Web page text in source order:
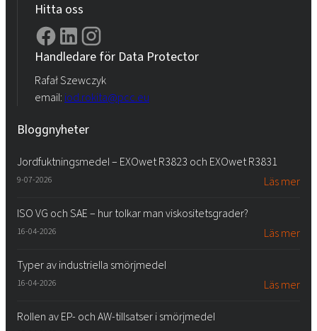
Hitta oss
Handledare för Data Protector
Rafał Szewczyk
email: iod.rokita@pcc.eu
Bloggnyheter
Jordfuktningsmedel – EXOwet R3823 och EXOwet R3831
9-07-2026 Läs mer
ISO VG och SAE – hur tolkar man viskositetsgrader?
16-04-2026 Läs mer
Typer av industriella smörjmedel
16-04-2026 Läs mer
Rollen av EP- och AW-tillsatser i smörjmedel